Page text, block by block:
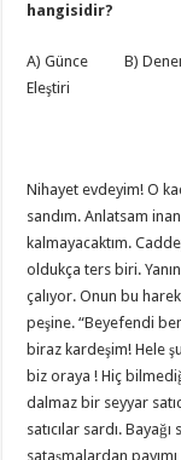
hangisidir?
A) Günce B)
Eleştiri
Nihayet evdeyim! O
sandım. Anlatsam
kalmayacaktım.
oldukça ters biri.
çalıyor. Onun bu
peşine. “Beyefendi
biraz kardeşim! Hele
biz oraya ! Hiç
dalmaz bir seyyar
satıcılar sardı.
sataşmalardan